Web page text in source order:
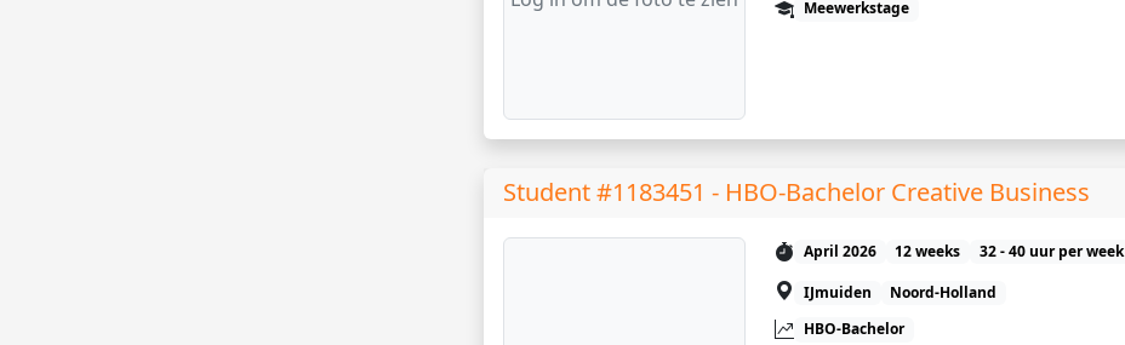
Meewerkstage
Student #1183451 - HBO-Bachelor Creative Business
April 2026 12 weeks
32 - 40 uur per week
IJmuiden
Noord-Holland
HBO-Bachelor